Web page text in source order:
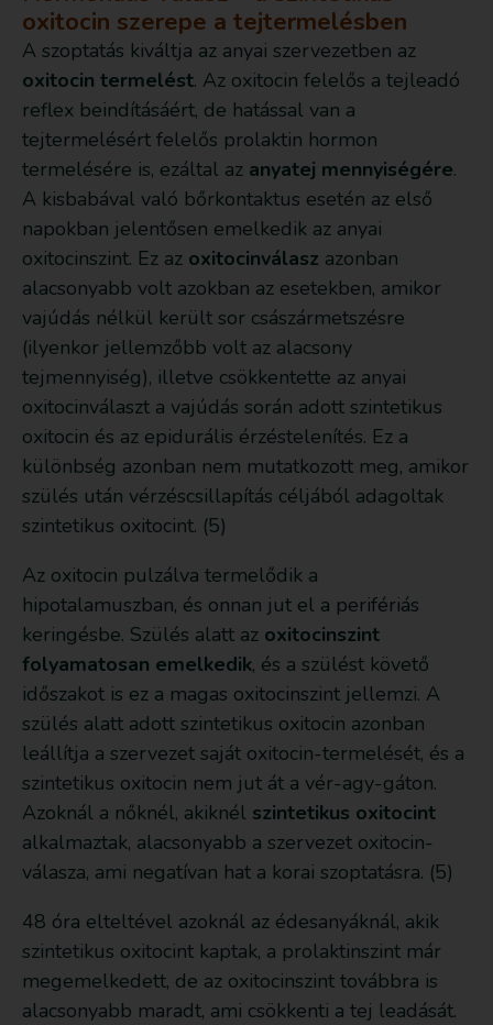
oxitocin szerepe a tejtermelésben
A szoptatás kiváltja az anyai szervezetben az
oxitocin termelést. Az oxitocin felelős a tejleadó
reflex beindításáért, de hatással van a
tejtermelésért felelős prolaktin hormon
termelésére is, ezáltal az anyatej mennyiségére.
A kisbabával való bőrkontaktus esetén az első
napokban jelentősen emelkedik az anyai
oxitocinszint. Ez az oxitocinválasz azonban
alacsonyabb volt azokban az esetekben, amikor
vajúdás nélkül került sor császármetszésre
(ilyenkor jellemzőbb volt az alacsony
tejmennyiség), illetve csökkentette az anyai
oxitocinválaszt a vajúdás során adott szintetikus
oxitocin és az epidurális érzéstelenítés. Ez a
különbség azonban nem mutatkozott meg, amikor
szülés után vérzéscsillapítás céljából adagoltak
szintetikus oxitocint. (5)
Az oxitocin pulzálva termelődik a
hipotalamuszban, és onnan jut el a perifériás
keringésbe. Szülés alatt az oxitocinszint
folyamatosan emelkedik, és a szülést követő
időszakot is ez a magas oxitocinszint jellemzi. A
szülés alatt adott szintetikus oxitocin azonban
leállítja a szervezet saját oxitocin-termelését, és a
szintetikus oxitocin nem jut át a vér-agy-gáton.
Azoknál a nőknél, akiknél szintetikus oxitocint
alkalmaztak, alacsonyabb a szervezet oxitocin-
válasza, ami negatívan hat a korai szoptatásra. (5)
48 óra elteltével azoknál az édesanyáknál, akik
szintetikus oxitocint kaptak, a prolaktinszint már
megemelkedett, de az oxitocinszint továbbra is
alacsonyabb maradt, ami csökkenti a tej leadását.